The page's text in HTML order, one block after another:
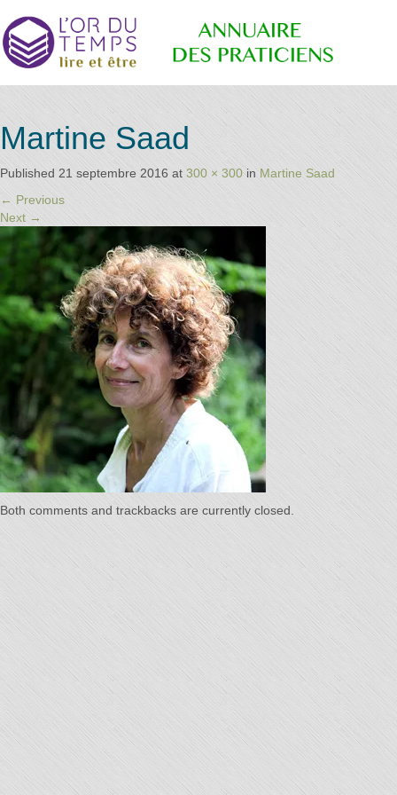
Annuaire
des
Praticiens
"L'Or du
Temps"
les
praticiens
conseillé
par la
librairie
l'or du
temps
Martine Saad
Published 21 septembre 2016 at 300 × 300in Martine Saad
← Previous
Next →
Both comments and trackbacks are currently closed.